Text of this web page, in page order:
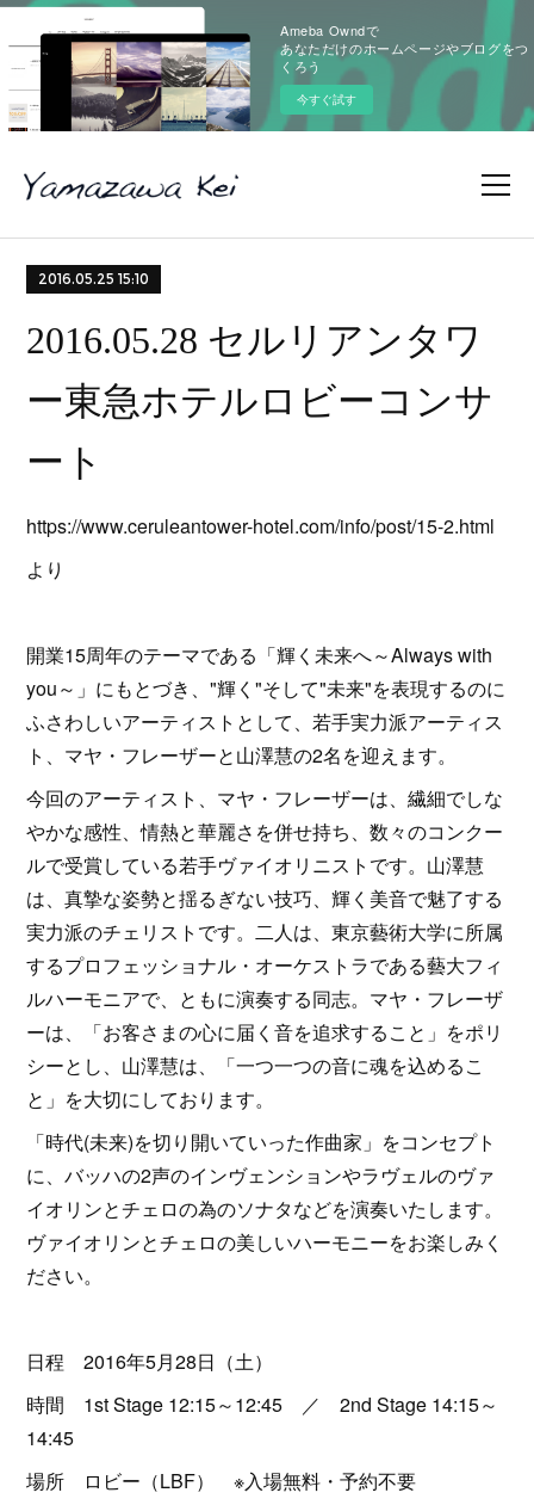
Ameba Owndで
あなただけのホームページやブログをつ
くろう
今すぐ試す
2016.05.25 15:10
2016.05.28 セルリアンタワ
ー東急ホテルロビーコンサ
ート
https://www.ceruleantower-hotel.com/info/post/15-2.html
より
開業15周年のテーマである「輝く未来へ～Always with
you～」にもとづき、"輝く"そして"未来"を表現するのに
ふさわしいアーティストとして、若手実力派アーティス
ト、マヤ・フレーザーと山澤慧の2名を迎えます。
今回のアーティスト、マヤ・フレーザーは、繊細でしな
やかな感性、情熱と華麗さを併せ持ち、数々のコンクー
ルで受賞している若手ヴァイオリニストです。山澤慧
は、真摯な姿勢と揺るぎない技巧、輝く美音で魅了する
実力派のチェリストです。二人は、東京藝術大学に所属
するプロフェッショナル・オーケストラである藝大フィ
ルハーモニアで、ともに演奏する同志。マヤ・フレーザ
ーは、「お客さまの心に届く音を追求すること」をポリ
シーとし、山澤慧は、「一つ一つの音に魂を込めるこ
と」を大切にしております。
「時代(未来)を切り開いていった作曲家」をコンセプト
に、バッハの2声のインヴェンションやラヴェルのヴァ
イオリンとチェロの為のソナタなどを演奏いたします。
ヴァイオリンとチェロの美しいハーモニーをお楽しみく
ださい。
日程 2016年5月28日（土）
時間 1st Stage 12:15～12:45 ／ 2nd Stage 14:15～
14:45
場所 ロビー（LBF） ※入場無料・予約不要